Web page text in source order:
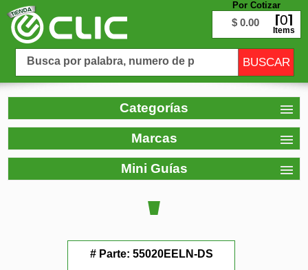
Por Cotizar
$ 0.00 0
Items
Categorías
Marcas
Mini Guías
# Parte: 55020EELN-DS